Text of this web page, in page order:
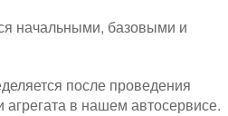
начальными, базовыми и
после проведения
агрегата в нашем автосервисе.